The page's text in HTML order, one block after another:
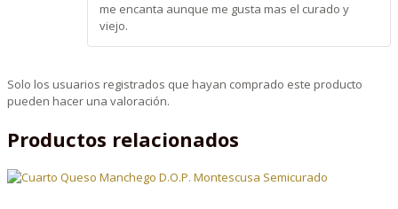
me encanta aunque me gusta mas el curado y
viejo.
Solo los usuarios registrados que hayan comprado este producto
pueden hacer una valoración.
Productos relacionados